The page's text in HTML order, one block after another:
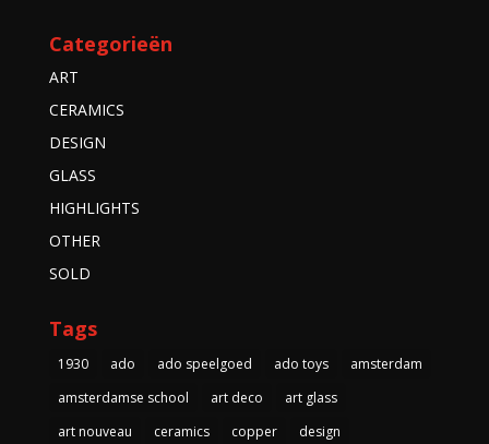
Categorieën
ART
CERAMICS
DESIGN
GLASS
HIGHLIGHTS
OTHER
SOLD
Tags
1930 ado ado speelgoed ado toys
amsterdam
amsterdamse school
art deco
art glass
art nouveau
ceramics copper design